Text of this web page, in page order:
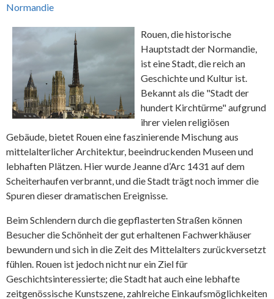
Normandie
Rouen, die historische
Hauptstadt der Normandie,
ist eine Stadt, die reich an
Geschichte und Kultur ist.
Bekannt als die "Stadt der
hundert Kirchtürme" aufgrund
ihrer vielen religiösen
Gebäude, bietet Rouen eine faszinierende Mischung aus
mittelalterlicher Architektur, beeindruckenden Museen und
lebhaften Plätzen. Hier wurde Jeanne d’Arc 1431 auf dem
Scheiterhaufen verbrannt, und die Stadt trägt noch immer die
Spuren dieser dramatischen Ereignisse.
Beim Schlendern durch die gepflasterten Straßen können
Besucher die Schönheit der gut erhaltenen Fachwerkhäuser
bewundern und sich in die Zeit des Mittelalters zurückversetzt
fühlen. Rouen ist jedoch nicht nur ein Ziel für
Geschichtsinteressierte; die Stadt hat auch eine lebhafte
zeitgenössische Kunstszene, zahlreiche Einkaufsmöglichkeiten